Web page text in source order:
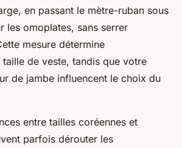
en passant le mètre-ruban sous
les omoplates, sans serrer
mesure détermine
de veste, tandis que votre
de jambe influencent le choix du
entre tailles coréennes et
parfois dérouter les